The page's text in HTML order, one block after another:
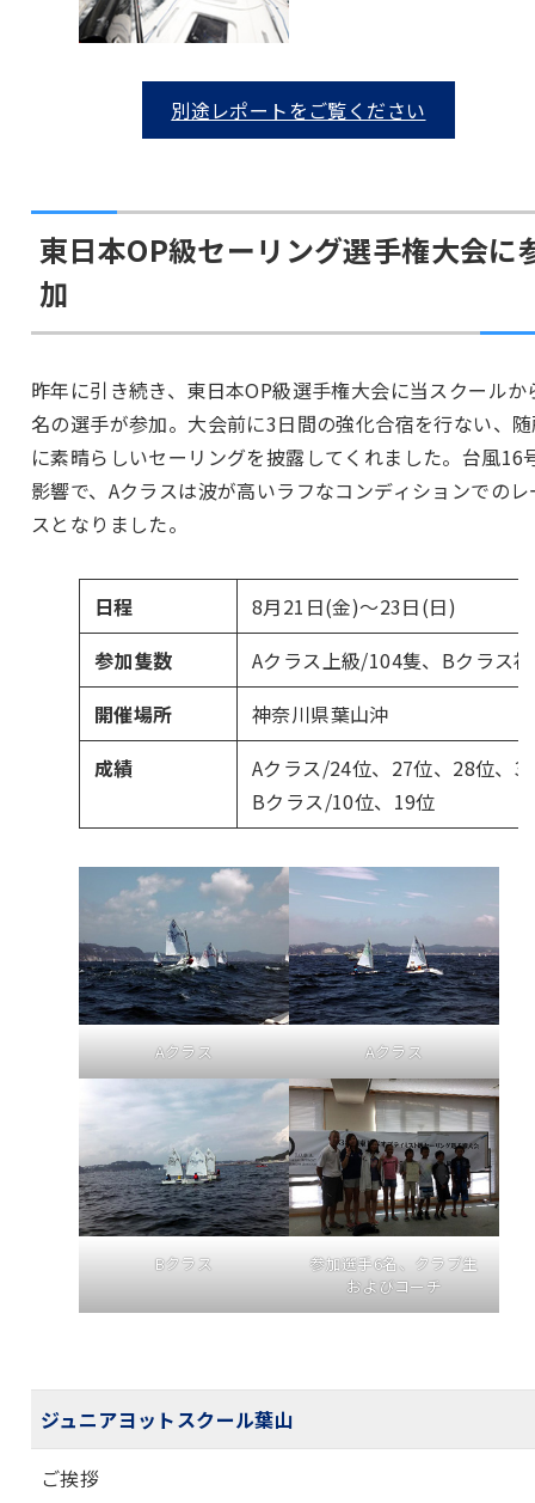
別途レポートをご覧ください
東日本OP級セーリング選手権大会に
加
昨年に引き続き、東日本OP級選手権大会に当スクールか
名の選手が参加。大会前に3日間の強化合宿を行ない、
に素晴らしいセーリングを披露してくれました。台風16
影響で、Aクラスは波が高いラフなコンディションでのレ
スとなりました。
日程
8月21日(金)〜23日(日)
参加隻数
Aクラス上級/104隻、Bクラス
開催場所
神奈川県葉山沖
成績
Aクラス/24位、27位、28位、
Bクラス/10位、19位
Aクラス Aクラス
Bクラス
参加選手6名、クラブ生
およびコーチ
ジュニアヨットスクール葉山
ご挨拶